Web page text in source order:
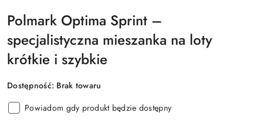
Polmark Optima Sprint –
specjalistyczna mieszanka na loty
krótkie i szybkie
Dostępność: Brak towaru
Powiadom gdy produkt będzie dostępny